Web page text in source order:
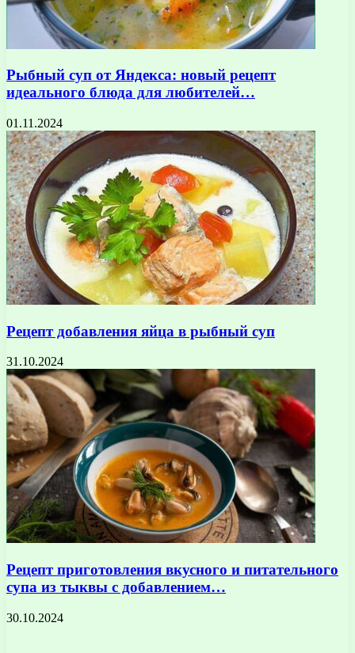
Рыбный суп от Яндекса: новый рецепт
идеального блюда для любителей…
01.11.2024
Рецепт добавления яйца в рыбный суп
31.10.2024
Рецепт приготовления вкусного и питательного
супа из тыквы с добавлением…
30.10.2024